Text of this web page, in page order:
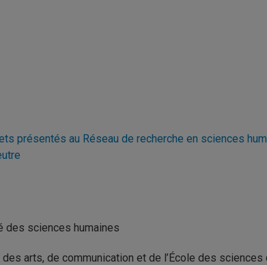
présentés au Réseau de recherche en sciences
des sciences humaines
arts, de communication et de l’École des sciences